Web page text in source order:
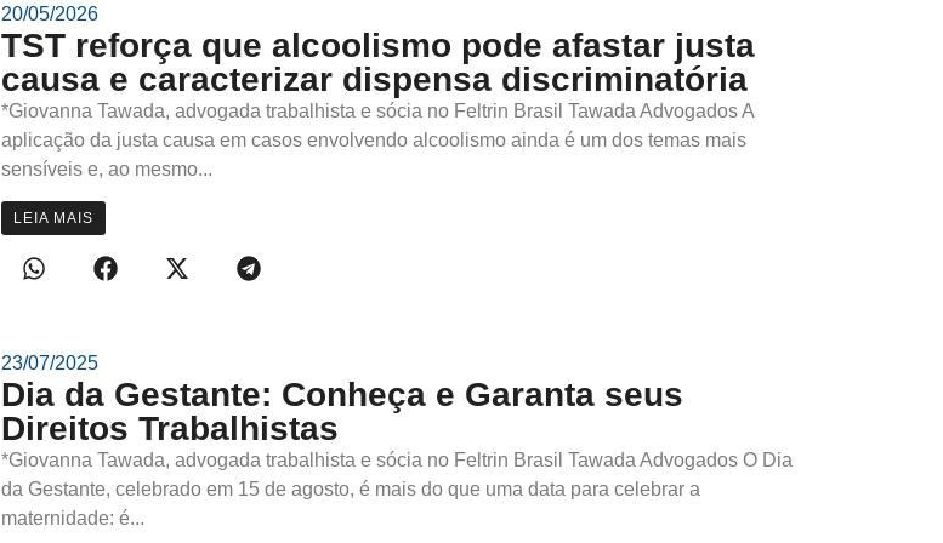
20/05/2026
TST reforça que alcoolismo pode afastar justa
causa e caracterizar dispensa discriminatória
*Giovanna Tawada, advogada trabalhista e sócia no Feltrin Brasil Tawada Advogados A
aplicação da justa causa em casos envolvendo alcoolismo ainda é um dos temas mais
sensíveis e, ao mesmo...
LEIA MAIS
23/07/2025
Dia da Gestante: Conheça e Garanta seus
Direitos Trabalhistas
*Giovanna Tawada, advogada trabalhista e sócia no Feltrin Brasil Tawada Advogados O Dia
da Gestante, celebrado em 15 de agosto, é mais do que uma data para celebrar a
maternidade: é...